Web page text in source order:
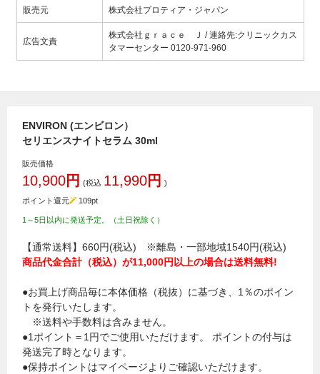
販売元 株式会社プロティア・ジャパン
広告文責
株式会社ｇｒａｃｅ Ｊ / 連絡先:クリニックカス
タマーセンター 0120-971-960
ENVIRON (エンビロン）
セリエンスナイトセラム 30ml
販売価格
10,900円 (税込 11,990円 )
ポイント還元 109pt
1～5日以内に発送予定。（土日祝除く）
【通常送料】660円(税込) ※離島・一部地域1540円(税込)
商品代金合計（税込）が11,000円以上の場合は送料無料!
●お買上げ商品毎に本体価格（税抜）に基づき、1％のポイン
トを発行いたします。
※送料や手数料は含みません。
●1ポイント＝1円でご使用いただけます。 ポイントの付与は
発送完了時となります。
●保持ポイントはマイページよりご確認いただけます。